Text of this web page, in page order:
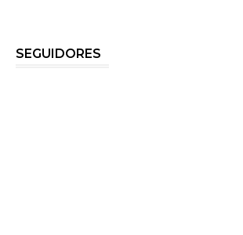
SEGUIDORES